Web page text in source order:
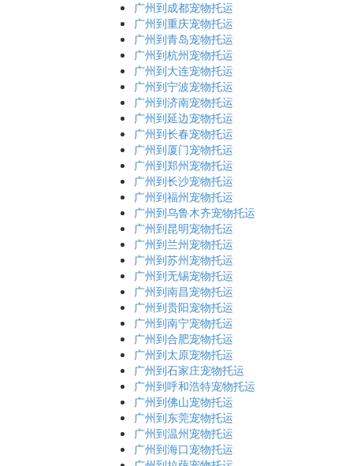
广州到成都宠物托运
广州到重庆宠物托运
广州到青岛宠物托运
广州到杭州宠物托运
广州到大连宠物托运
广州到宁波宠物托运
广州到济南宠物托运
广州到延边宠物托运
广州到长春宠物托运
广州到厦门宠物托运
广州到郑州宠物托运
广州到长沙宠物托运
广州到福州宠物托运
广州到乌鲁木齐宠物托运
广州到昆明宠物托运
广州到兰州宠物托运
广州到苏州宠物托运
广州到无锡宠物托运
广州到南昌宠物托运
广州到贵阳宠物托运
广州到南宁宠物托运
广州到合肥宠物托运
广州到太原宠物托运
广州到石家庄宠物托运
广州到呼和浩特宠物托运
广州到佛山宠物托运
广州到东莞宠物托运
广州到温州宠物托运
广州到海口宠物托运